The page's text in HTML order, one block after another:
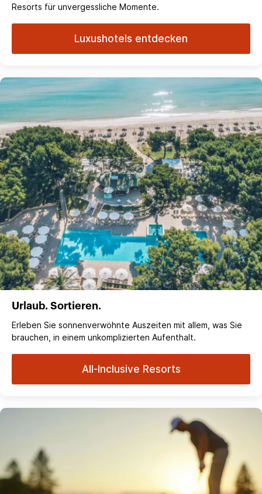
Resorts für unvergessliche Momente.
Luxushotels entdecken
Urlaub. Sortieren.
Erleben Sie sonnenverwöhnte Auszeiten mit allem, was Sie
brauchen, in einem unkomplizierten Aufenthalt.
All-Inclusive Resorts